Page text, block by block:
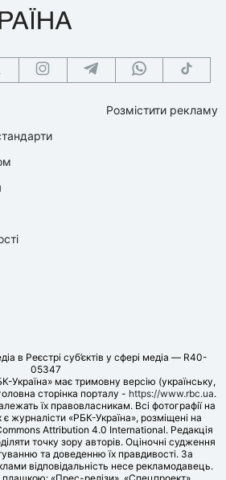
Розмістити рекламу
в Реєстрі суб’єктів у сфері медіа — R40-
05347
Україна» має тримовну версію (українську,
сторінка порталу - https://www.rbc.ua.
їх правовласникам. Всі фотографії на
журналісти «РБК-Україна», розміщені на
Attribution 4.0 International. Редакція
точку зору авторів. Оціночні судження
та доведенню їх правдивості. За
відповідальність несе рекламодавець.